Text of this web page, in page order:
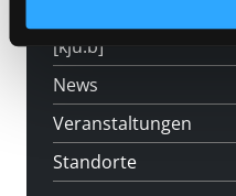
[kju:b]
News
Veranstaltungen
Standorte